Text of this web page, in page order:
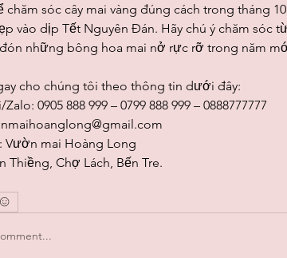
chăm sóc cây mai vàng đúng cách trong tháng
vào dịp Tết Nguyên Đán. Hãy chú ý chăm sóc
những bông hoa mai nở rực rỡ trong năm
cho chúng tôi theo thông tin dưới đây:
0905 888 999 – 0799 888 999 – 0888777777
Vườn mai Hoàng Long
Thiềng, Chợ Lách, Bến Tre.